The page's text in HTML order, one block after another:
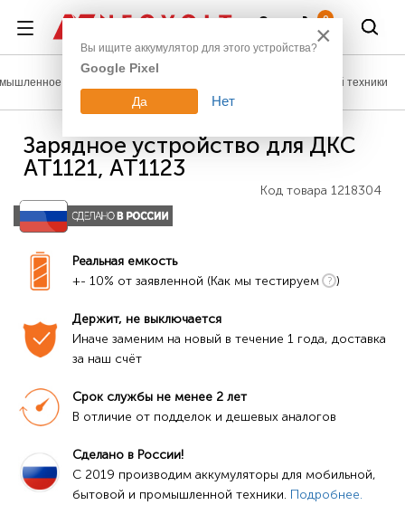
0
оборудование Аккумуляторы для измерительной техники
Зарядное устройство для ДКС
АТ1121, АТ1123
Код товара 1218304
Реальная емкость
+- 10% от заявленной (Как мы тестируем
)
Держит, не выключается
Иначе заменим на новый в течение 1 года, доставка
за наш счёт
Срок службы не менее 2 лет
В отличие от подделок и дешевых аналогов
Сделано в России!
C 2019 производим аккумуляторы для мобильной,
бытовой и промышленной техники. Подробнее.
×
Вы ищите аккумулятор для этого устройства?
Google Pixel
Да Нет